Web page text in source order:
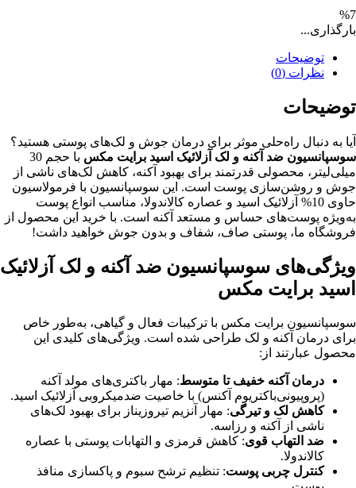
%7
بارگذاری...
توضیحات
نظرات (0)
توضیحات
آیا به دنبال راه‌حلی موثر برای درمان جوش و لک‌های پوستی هستید؟
سوسپانسیون ضد آکنه و لک آزلائیک اسید برایت مکس
با حجم 30
میلی‌لیتر، محصولی قدرتمند برای بهبود آکنه، کاهش لک‌های ناشی از
جوش و روشن‌سازی پوست است. این سوسپانسیون با فرمولاسیون
حاوی 10% آزلائیک اسید و عصاره کالاندولا، مناسب انواع پوست
به‌ویژه پوست‌های حساس و مستعد آکنه است. با خرید این محصول از
فروشگاه ما، پوستی صاف، شفاف و بدون جوش خواهید داشت!
ویژگی‌های سوسپانسیون ضد آکنه و لک آزلائیک
اسید برایت مکس
سوسپانسیون برایت مکس با ترکیبات فعال و گیاهی، به‌طور خاص
برای درمان آکنه و لک طراحی شده است. ویژگی‌های کلیدی این
محصول عبارتند از:
درمان آکنه خفیف تا متوسط: مهار باکتری‌های مولد آکنه
(پروپیونی‌باکتریوم آکنس) با خاصیت ضدمیکروبی آزلائیک اسید.
کاهش لک و تیرگی: مهار آنزیم تیروزیناز برای بهبود لک‌های
ناشی از آکنه و رزاسه.
ضد التهاب قوی: کاهش قرمزی و التهابات پوستی با عصاره
کالاندولا.
کنترل چربی پوست: تنظیم ترشح سبوم و پاکسازی منافذ